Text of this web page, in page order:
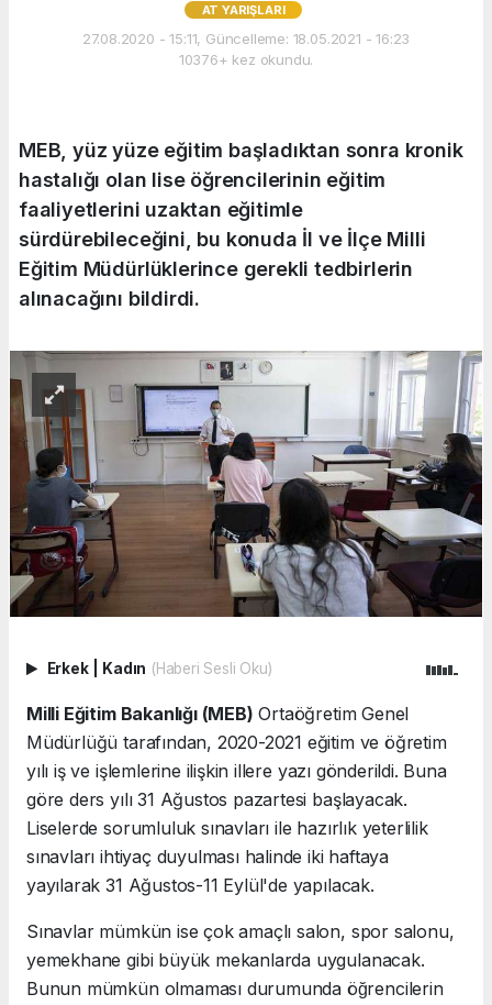
AT YARIŞLARI
27.08.2020 - 15:11, Güncelleme: 18.05.2021 - 16:23
10376+ kez okundu.
MEB, yüz yüze eğitim başladıktan sonra kronik
hastalığı olan lise öğrencilerinin eğitim
faaliyetlerini uzaktan eğitimle
sürdürebileceğini, bu konuda İl ve İlçe Milli
Eğitim Müdürlüklerince gerekli tedbirlerin
alınacağını bildirdi.
Erkek Kadın (Haberi Sesli Oku)
Milli Eğitim Bakanlığı (MEB) Ortaöğretim Genel
Müdürlüğü tarafından, 2020-2021 eğitim ve öğretim
yılı iş ve işlemlerine ilişkin illere yazı gönderildi. Buna
göre ders yılı 31 Ağustos pazartesi başlayacak.
Liselerde sorumluluk sınavları ile hazırlık yeterlilik
sınavları ihtiyaç duyulması halinde iki haftaya
yayılarak 31 Ağustos-11 Eylül'de yapılacak.
Sınavlar mümkün ise çok amaçlı salon, spor salonu,
yemekhane gibi büyük mekanlarda uygulanacak.
Bunun mümkün olmaması durumunda öğrencilerin